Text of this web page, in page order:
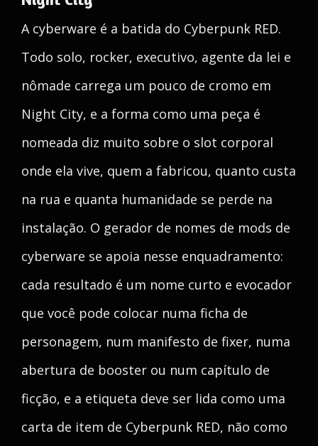
A cyberware é a batida do Cyberpunk RED.
Todo solo, rocker, executivo, agente da lei e
nômade carrega um pouco de cromo em
Night City, e a forma como uma peça é
nomeada diz muito sobre o slot corporal
onde ela vive, quem a fabricou, quanto custa
na rua e quanta humanidade se perde na
instalação. O gerador de nomes de mods de
cyberware se apoia nesse enquadramento:
cada resultado é um nome curto e evocador
que você pode colocar numa ficha de
personagem, num manifesto de fixer, numa
abertura de booster ou num capítulo de
ficção, e a etiqueta deve ser lida como uma
carta de item de Cyberpunk RED, não como